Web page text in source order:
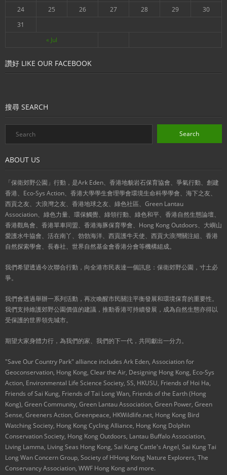
« Jul
24
25 26 27 28 29
30
31
讚好 LIKE OUR FACEBOOK
搜尋 SEARCH
ABOUT US
「保衛郊野公園」行動，是Ark Eden、香港地貌岩石保育協會、爭氣行動、創建
香港、Eco-Sys Action、香港大學學生會理學會環境生命科學學會、海下之友、
西貢之友、大浪灣之友、香港地球之友、綠色社區、Green Lantau
Association、綠色力量、環保觸覺、綠領行動、綠色和平、香港自然生態論壇、
香港觀鳥會、香港單車同盟、香港海豚保育學會、Hong Kong Outdoors、大嶼山
愛護水牛協會、活在南丫、勃勃海洋、西貢護牛天使、西貢大浪灣關注組、香港
自然探索學會、長春社、世界自然基金會香港分會等機構組成。
我們希望透過今次聯合行動，向全港市民表達一個訊息：保衛郊野公園，寸土必
爭。
我們會透過舉辦一系列活動，再次喚醒市民關注平衡發展和環境保育的重要性。
我們支持維護郊野公園價值的建議，推動香港可持續發展，成為自然生態亦得以
受保護的世界領先城市。
期望大家身體力行，為我們的家、我們的下一代，共同獻出一分力。
"Save Our Country Park" alliance includes Ark Eden, Association for
Geoconservation, Hong Kong, Clear the Air, Designing Hong Kong, Eco-Sys
Action, Environmental Life Science Society, SS, HKUSU, Friends of Hoi Ha,
Friends of Sai Kung, Friends of Tai Long Wan, Friends of the Earth (Hong
Kong), Green Community, Green Lantau Association, Green Power, Green
Sense, Greeners Action, Greenpeace, HKWildlife.net, Hong Kong Bird
Watching Society, Hong Kong Cycling Alliance, Hong Kong Dolphin
Conservation Society, Hong Kong Outdoors, Lantau Buffalo Association,
Living Lamma, Living Seas Hong Kong, Sai Kung Cattle's Angel, Sai Kung Tai
Long Wan Concern Group, Society of HHong Kong Nature Explorers, The
Conservancy Association, WWF Hong Kong and more.